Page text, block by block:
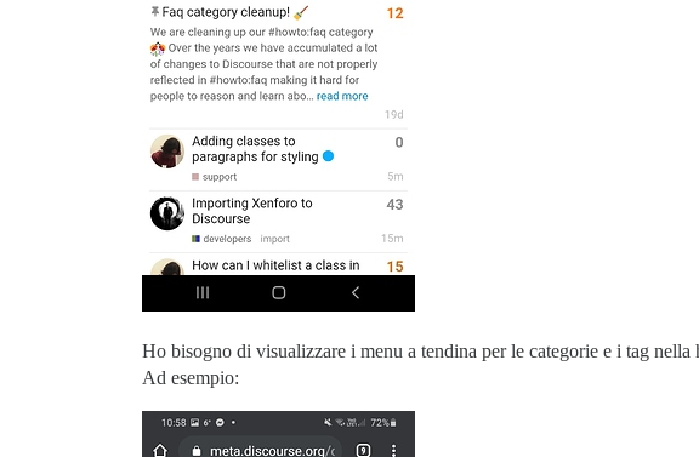
Ho bisogno di visualizzare i menu a tendina per le categorie e i tag
Ad esempio: